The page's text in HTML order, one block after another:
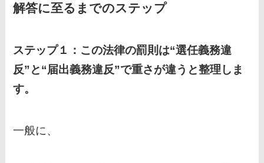
解答に至るまでのステップ
ステップ１：この法律の罰則は“選任義務違
反”と“届出義務違反”で重さが違うと整理しま
す。
一般に、